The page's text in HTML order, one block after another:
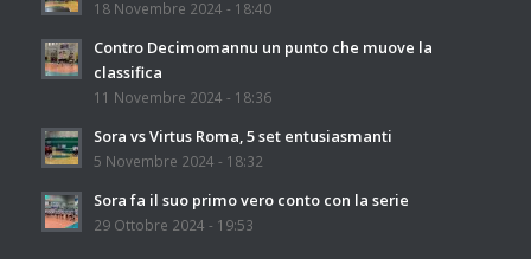
18 Novembre 2024 - 18:40
Contro Decimomannu un punto che muove la
classifica
11 Novembre 2024 - 18:36
Sora vs Virtus Roma, 5 set entusiasmanti
5 Novembre 2024 - 18:32
Sora fa il suo primo vero conto con la serie
29 Ottobre 2024 - 19:53